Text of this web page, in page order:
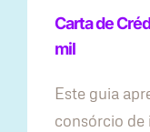
Carta de
mil
Este guia
consórcio de